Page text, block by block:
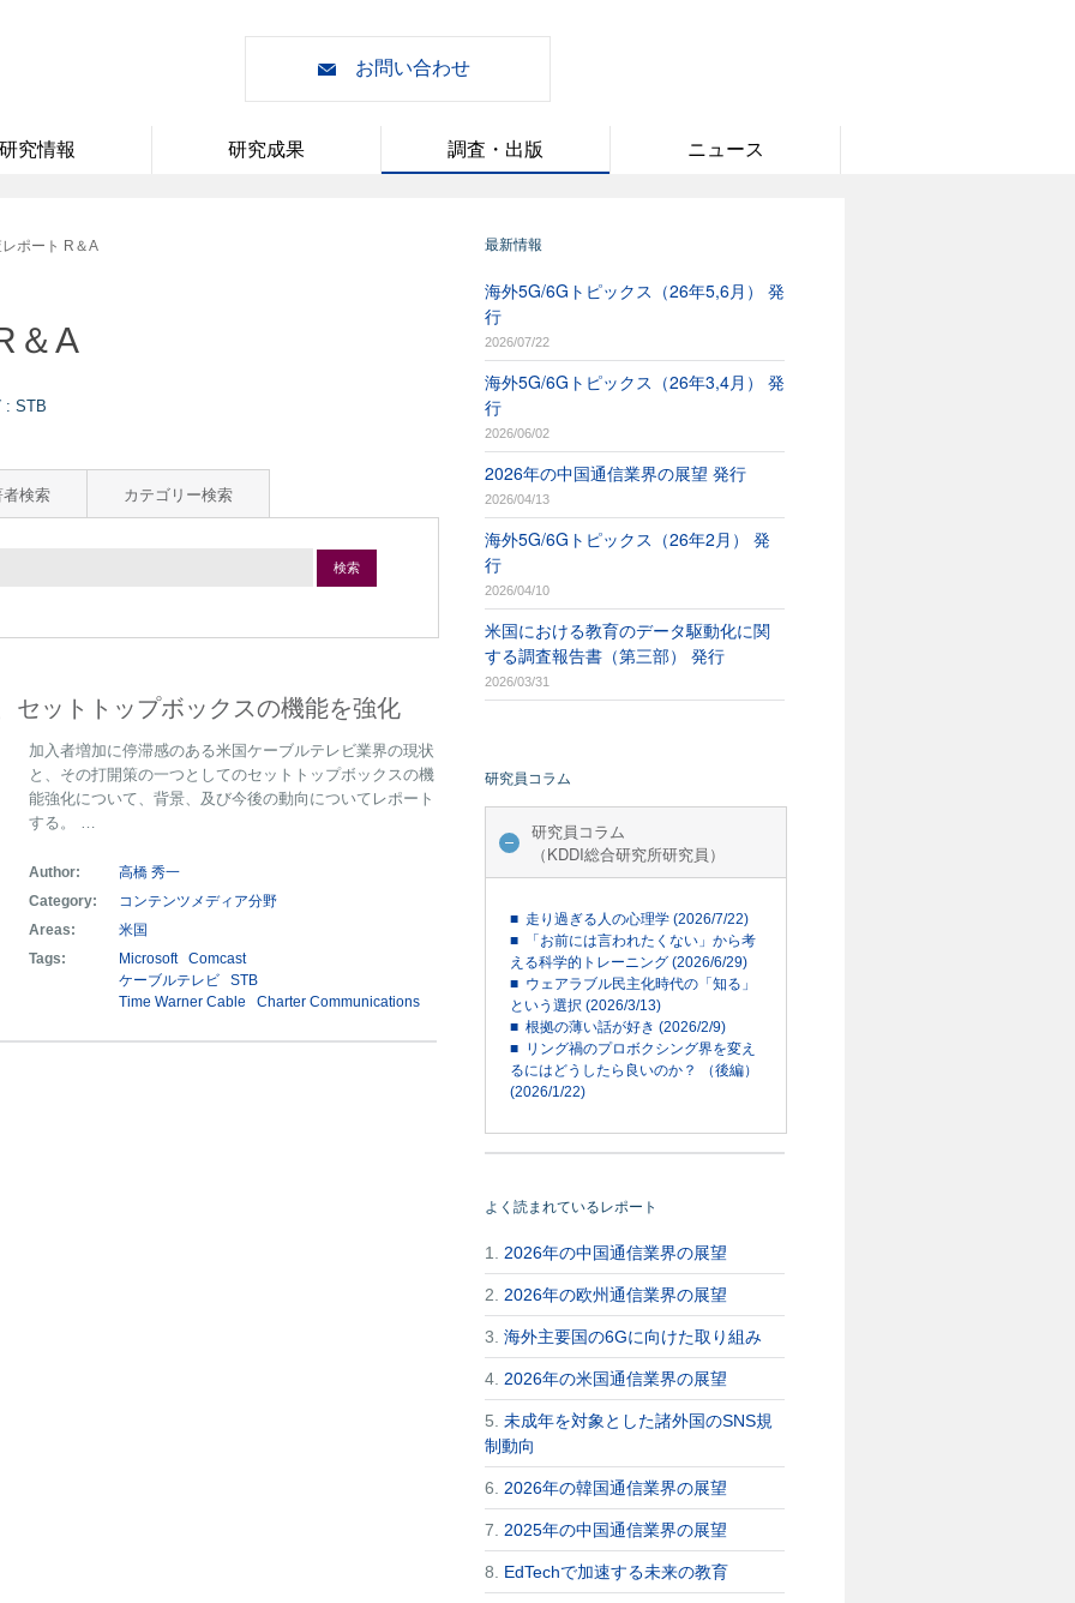
お問い合わせ
研究情報 研究成果 調査・出版 ニュース
ポート R＆A
＆A
STB
検索 カテゴリー検索
検索
セットトップボックスの機能を強化
加入者増加に停滞感のある米国ケーブルテレビ業界の現状
と、その打開策の一つとしてのセットトップボックスの機
能強化について、背景、及び今後の動向についてレポート
する。 …
Author:
高橋 秀一
Category:
コンテンツメディア分野
Areas:
米国
Tags:
Microsoft
Comcast
ケーブルテレビ
STB
Time Warner Cable
Charter Communications
最新情報
海外5G/6Gトピックス（26年5,6月） 発
行
2026/07/22
海外5G/6Gトピックス（26年3,4月） 発
行
2026/06/02
2026年の中国通信業界の展望 発行
2026/04/13
海外5G/6Gトピックス（26年2月） 発
行
2026/04/10
米国における教育のデータ駆動化に関
する調査報告書（第三部） 発行
2026/03/31
研究員コラム
研究員コラム
（KDDI総合研究所研究員）
■ 走り過ぎる人の心理学 (2026/7/22)
■ 「お前には言われたくない」から考
える科学的トレーニング (2026/6/29)
■ ウェアラブル民主化時代の「知る」
という選択 (2026/3/13)
■ 根拠の薄い話が好き (2026/2/9)
■ リング禍のプロボクシング界を変え
るにはどうしたら良いのか？ （後編）
(2026/1/22)
よく読まれているレポート
1. 2026年の中国通信業界の展望
2. 2026年の欧州通信業界の展望
3. 海外主要国の6Gに向けた取り組み
4. 2026年の米国通信業界の展望
5. 未成年を対象とした諸外国のSNS規
制動向
6. 2026年の韓国通信業界の展望
7. 2025年の中国通信業界の展望
8. EdTechで加速する未来の教育